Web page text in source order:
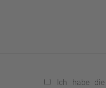
Ich habe die